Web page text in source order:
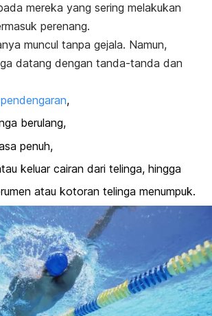
mereka yang sering melakukan
perenang.
muncul tanpa gejala. Namun,
datang dengan tanda-tanda dan
,
berulang,
penuh,
keluar cairan dari telinga, hingga
atau kotoran telinga menumpuk.